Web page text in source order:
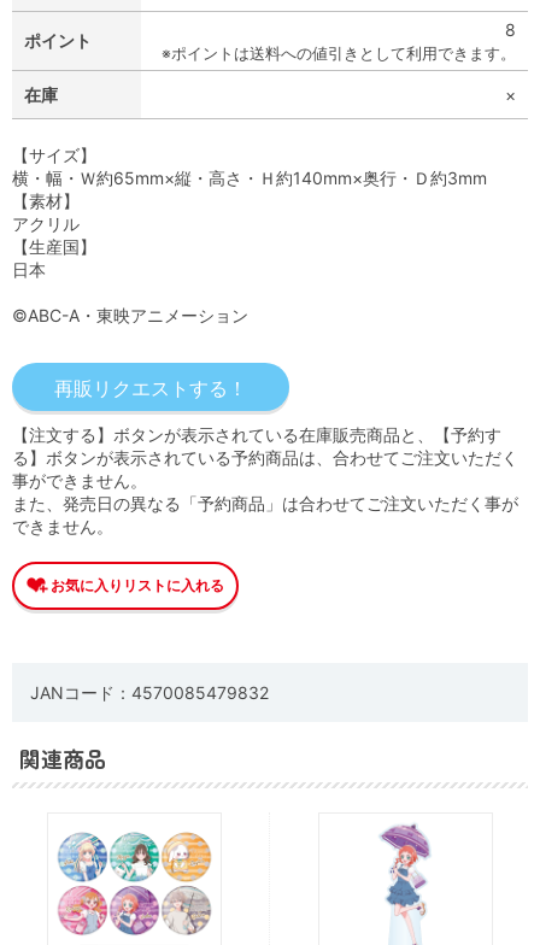
ポイント
8
※ポイントは送料への値引きとして利用できます。
在庫 ×
【サイズ】
横・幅・Ｗ約65mm×縦・高さ・Ｈ約140mm×奥行・Ｄ約3mm
【素材】
アクリル
【生産国】
日本
©ABC-A・東映アニメーション
【注文する】ボタンが表示されている在庫販売商品と、【予約す
る】ボタンが表示されている予約商品は、合わせてご注文いただく
事ができません。
また、発売日の異なる「予約商品」は合わせてご注文いただく事が
できません。
JANコード：4570085479832
関連商品